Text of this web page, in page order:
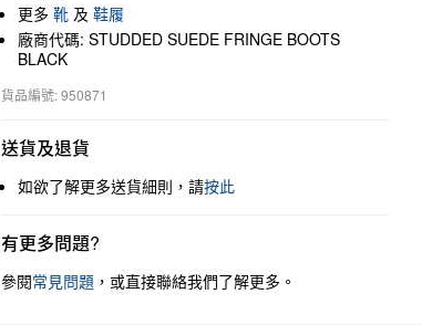
更多 靴 及 鞋履
廠商代碼: STUDDED SUEDE FRINGE BOOTS
BLACK
貨品編號: 950871
送貨及退貨
如欲了解更多送貨細則，請按此
有更多問題?
參閱常見問題 ，或直接聯絡我們了解更多。